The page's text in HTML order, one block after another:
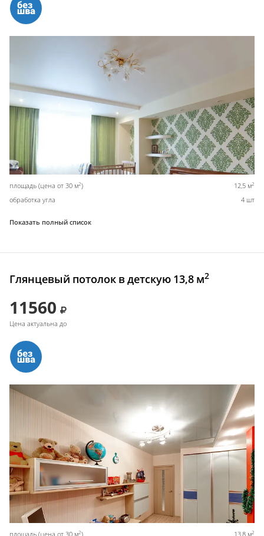
площадь (цена от 30 м2) 12,5 м2
обработка угла 4 шт
Показать полный список
Глянцевый потолок в детскую 13,8 м2
11560
Цена актуальна до
площадь (цена от 30 м2) 13,8 м2